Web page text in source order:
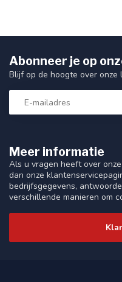
Meer informatie
Als u vragen heeft over
dan onze
bedrijfsgegevens,
verschillende manieren om
Abonneer je op
Blijf op de hoogte over onze